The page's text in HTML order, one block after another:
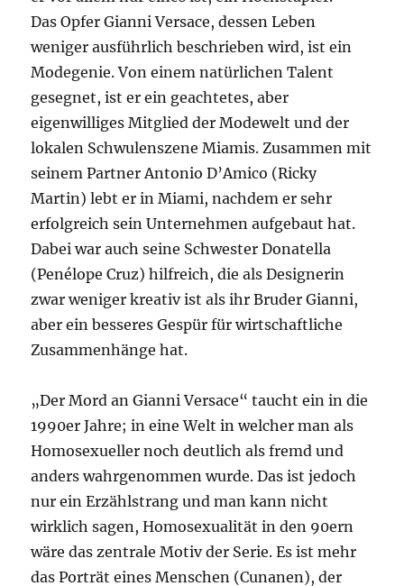
Das Opfer Gianni Versace, dessen Leben
weniger ausführlich beschrieben wird, ist ein
Modegenie. Von einem natürlichen Talent
gesegnet, ist er ein geachtetes, aber
eigenwilliges Mitglied der Modewelt und der
lokalen Schwulenszene Miamis. Zusammen mit
seinem Partner Antonio D’Amico (Ricky
Martin) lebt er in Miami, nachdem er sehr
erfolgreich sein Unternehmen aufgebaut hat.
Dabei war auch seine Schwester Donatella
(Penélope Cruz) hilfreich, die als Designerin
zwar weniger kreativ ist als ihr Bruder Gianni,
aber ein besseres Gespür für wirtschaftliche
Zusammenhänge hat.
„Der Mord an Gianni Versace“ taucht ein in die
1990er Jahre; in eine Welt in welcher man als
Homosexueller noch deutlich als fremd und
anders wahrgenommen wurde. Das ist jedoch
nur ein Erzählstrang und man kann nicht
wirklich sagen, Homosexualität in den 90ern
wäre das zentrale Motiv der Serie. Es ist mehr
das Porträt eines Menschen (Cunanen), der